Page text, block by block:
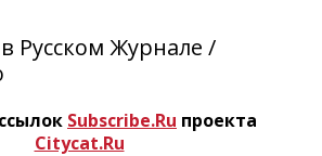
Русском Журнале /
Subscribe.Ru проекта
Citycat.Ru